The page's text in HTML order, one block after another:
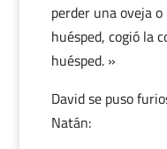
perder una oveja
huésped, cogió la
huésped. »
David se puso
Natán: